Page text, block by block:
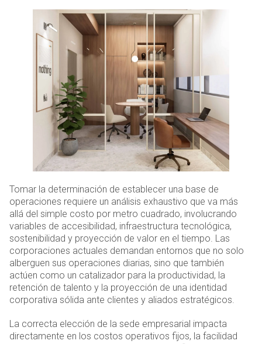
Tomar la determinación de establecer una base de
operaciones requiere un análisis exhaustivo que va más
allá del simple costo por metro cuadrado, involucrando
variables de accesibilidad, infraestructura tecnológica,
sostenibilidad y proyección de valor en el tiempo. Las
corporaciones actuales demandan entornos que no solo
alberguen sus operaciones diarias, sino que también
actúen como un catalizador para la productividad, la
retención de talento y la proyección de una identidad
corporativa sólida ante clientes y aliados estratégicos.
La correcta elección de la sede empresarial impacta
directamente en los costos operativos fijos, la facilidad